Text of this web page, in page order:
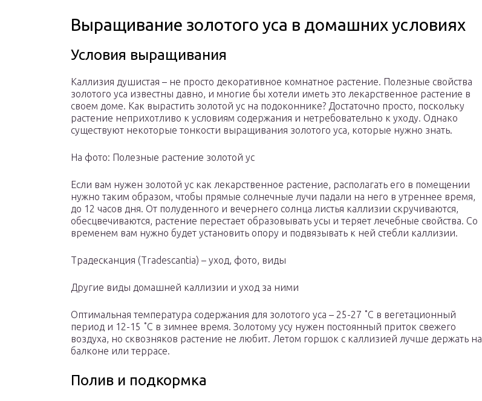
Выращивание золотого уса в домашних условиях
Условия выращивания
Каллизия душистая – не просто декоративное комнатное растение. Полезные свойства
золотого уса известны давно, и многие бы хотели иметь это лекарственное растение в
своем доме. Как вырастить золотой ус на подоконнике? Достаточно просто, поскольку
растение неприхотливо к условиям содержания и нетребовательно к уходу. Однако
существуют некоторые тонкости выращивания золотого уса, которые нужно знать.
На фото: Полезные растение золотой ус
Если вам нужен золотой ус как лекарственное растение, располагать его в помещении
нужно таким образом, чтобы прямые солнечные лучи падали на него в утреннее время,
до 12 часов дня. От полуденного и вечернего солнца листья каллизии скручиваются,
обесцвечиваются, растение перестает образовывать усы и теряет лечебные свойства. Со
временем вам нужно будет установить опору и подвязывать к ней стебли каллизии.
Традесканция (Tradescantia) – уход, фото, виды
Другие виды домашней каллизии и уход за ними
Оптимальная температура содержания для золотого уса – 25-27 ˚C в вегетационный
период и 12-15 ˚C в зимнее время. Золотому усу нужен постоянный приток свежего
воздуха, но сквозняков растение не любит. Летом горшок с каллизией лучше держать на
балконе или террасе.
Полив и подкормка